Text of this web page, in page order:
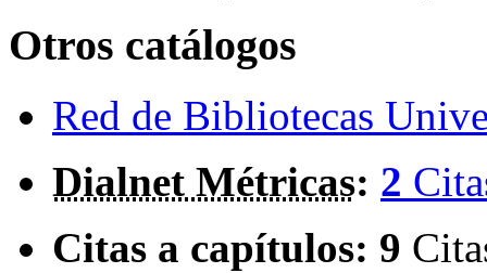
Otros catálogos
Red de Bibliotecas
Dialnet Métricas: 2
Citas a capítulos: 9